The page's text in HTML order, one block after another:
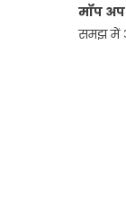
मॉप अप
समझ में